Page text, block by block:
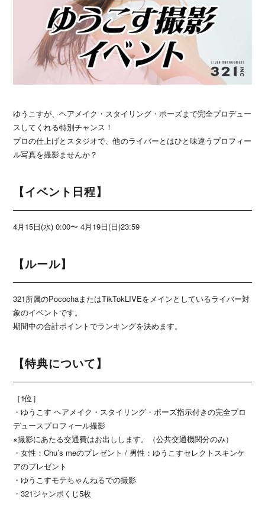
ゆうこすが、ヘアメイク・スタイリング・ポーズまで完全プロデュー
スしてくれる特別チャンス！
プロの仕上げとスタジオで、他のライバーとはひと味違うプロフィー
ル写真を撮影ませんか？
【イベント日程】
4月15日(水) 0:00〜 4月19日(日)23:59
【ルール】
321所属のPocochaまたはTikTokLIVEをメインとしているライバー対
象のイベントです。
期間中の合計ポイントでランキングを決めます。
【特典について】
［1位］
・ゆうこす ヘアメイク・スタイリング・ポーズ指示付きの完全プロ
デュースプロフィール撮影
※撮影にあたる交通費はお出しします。（公共交通機関分のみ）
・女性：Chu’s meのプレゼント / 男性：ゆうこすセレクトスキンケ
アのプレゼント
・ゆうこすモテちゃんねるでの撮影
・321ジャンボくじ5枚